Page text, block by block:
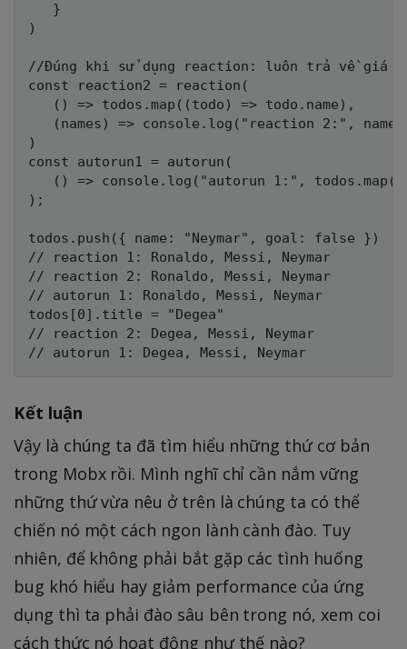
   }
)
//Đúng khi sử dụng reaction: luôn trả về giá
const reaction2 = reaction(
   () => todos.map((todo) => todo.name),
(names) => console.log("reaction 2:",
)
const autorun1 = autorun(
() => console.log("autorun 1:",
);
todos.push({ name: "Neymar", goal: false })
// reaction 1: Ronaldo, Messi, Neymar
// reaction 2: Ronaldo, Messi, Neymar
// autorun 1: Ronaldo, Messi, Neymar
todos[0].title = "Degea"
// reaction 2: Degea, Messi, Neymar
Kết luận
Vậy là chúng ta đã tìm hiểu những thứ cơ bản
trong Mobx rồi. Mình nghĩ chỉ cần nắm vững
những thứ vừa nêu ở trên là chúng ta có thể
chiến nó một cách ngon lành cành đào. Tuy
nhiên, để không phải bắt gặp các tình huống
bug khó hiểu hay giảm performance của ứng
dụng thì ta phải đào sâu bên trong nó, xem coi
cách thức nó hoạt động như thế nào?